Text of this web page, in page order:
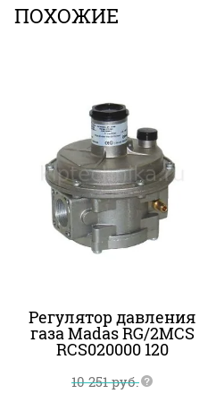
ПОХОЖИЕ
Регулятор давления
газа Madas RG/2MCS
RCS020000 120
10 251руб.